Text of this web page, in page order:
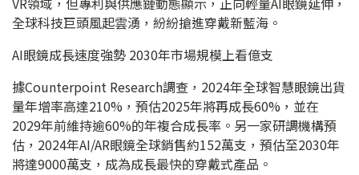
全球科技巨頭風起雲湧，紛紛搶進穿戴新藍海。
AI眼鏡成長速度強勢 2030年市場規模上看億支
據Counterpoint Research調查，2024年全球智慧眼鏡出貨
量年增率高達210%，預估2025年將再成長60%，並在
2029年前維持逾60%的年複合成長率。另一家研調機構預
估，2024年AI/AR眼鏡全球銷售約152萬支，預估至2030年
將達9000萬支，成為成長最快的穿戴式產品。